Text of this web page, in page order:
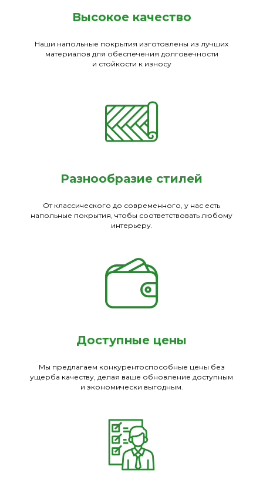
Высокое качество
Наши напольные покрытия изготовлены из лучших
материалов для обеспечения долговечности
и стойкости к износу
Разнообразие стилей
От классического до современного, у нас есть
напольные покрытия, чтобы соответствовать любому
интерьеру.
Доступные цены
Мы предлагаем конкурентоспособные цены без
ущерба качеству, делая ваше обновление доступным
и экономически выгодным.